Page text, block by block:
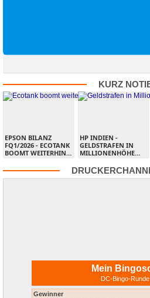
KURZ
EPSON BILANZ
FQ1/2026 - ​ ECOTANK
BOOMT WEITERHIN,
HP INDIEN -
GELDSTRAFEN IN
MILLIONENHÖHE
PREISABSPRACHEN
BEI DRUCKER-
Mein
DC-Bingo-
Gewinner